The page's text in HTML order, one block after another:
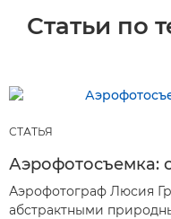
Статьи по
СТАТЬЯ
Аэрофотосъемка:
Аэрофотограф Люсия
абстрактными